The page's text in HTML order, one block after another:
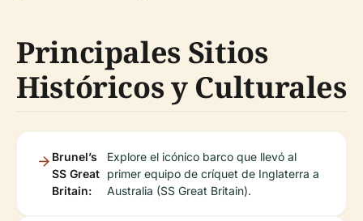
Principales Sitios
Históricos y Culturales
Brunel’s
SS Great
Britain:
Explore el icónico barco que llevó al
primer equipo de críquet de Inglaterra a
Australia (SS Great Britain).